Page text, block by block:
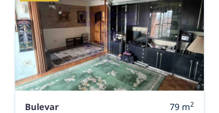
Bulevar 79 m2